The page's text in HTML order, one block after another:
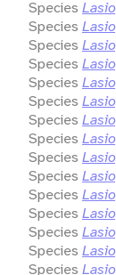
Species
Species
Species
Species
Species
Species
Species
Species
Species
Species
Species
Species
Species
Species
Species